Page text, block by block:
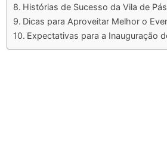
Histórias de Sucesso da Vila de
Dicas para Aproveitar Melhor o
Expectativas para a Inauguração